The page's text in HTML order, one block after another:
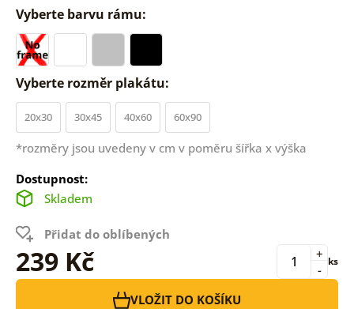
Vyberte barvu rámu:
Vyberte rozměr plakátu:
20x30 30x45 40x60 60x90
*rozměry jsou uvedeny v cm v poměru šířka x výška
Dostupnost:
Skladem
Přidat do oblíbených
239 Kč -
+ ks
VLOŽIT DO KOŠÍKU